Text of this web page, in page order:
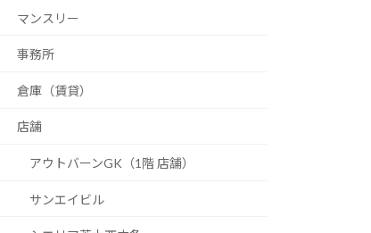
マンスリー
事務所
倉庫（賃貸）
店舗
アウトバーンGK（1階 店舗）
サンエイビル